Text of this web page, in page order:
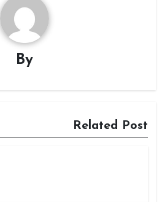
By
Related Post